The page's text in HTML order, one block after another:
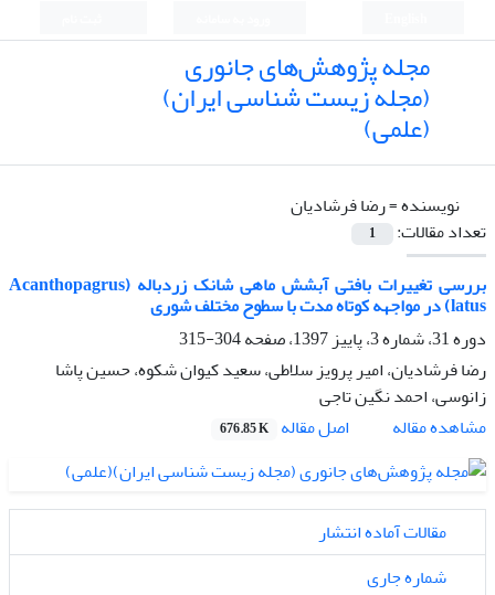
مجله پژوهش‌های جانوری
(مجله زیست شناسی ایران)
(علمی)
نویسنده =رضا فرشادیان
تعداد مقالات:
1
بررسی تغییرات بافتی آبشش ماهی شانک زردباله (Acanthopagrus
latus) در مواجهه کوتاه مدت با سطوح مختلف شوری
دوره 31، شماره 3، پاییز 1397، صفحه
304-315
رضا فرشادیان، امیر پرویز سلاطی، سعید کیوان شکوه، حسین پاشا
زانوسی، احمد نگین تاجی
مشاهده مقاله
اصل مقاله 676.85 K
مقالات آماده انتشار
شماره جاری